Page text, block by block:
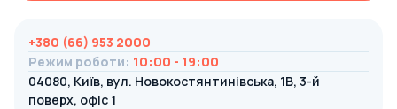
+380 (66) 953 2000
Режим роботи: 10:00 - 19:00
04080, Київ, вул. Новокостянтинівська, 1В, 3-й
поверх, офіс 1